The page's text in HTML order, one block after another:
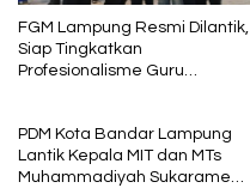
FGM Lampung Resmi Dilantik,
Siap Tingkatkan
Profesionalisme Guru
PDM Kota Bandar Lampung
Lantik Kepala MIT dan MTs
Muhammadiyah Sukarame